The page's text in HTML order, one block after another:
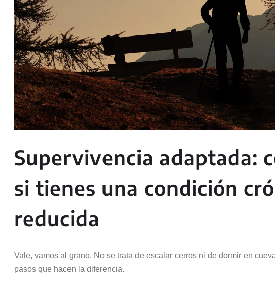
Supervivencia adaptada:
si tienes una condición
reducida
Vale, vamos al grano. No se trata de escalar cerros ni de dormir en
pasos que hacen la diferencia.